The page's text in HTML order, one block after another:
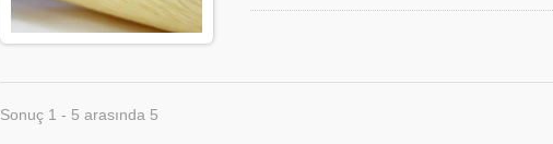
kağıtlar, güzel kağıt çiçekler yapmak için el
Sonuç 1 - 5 arasında 5